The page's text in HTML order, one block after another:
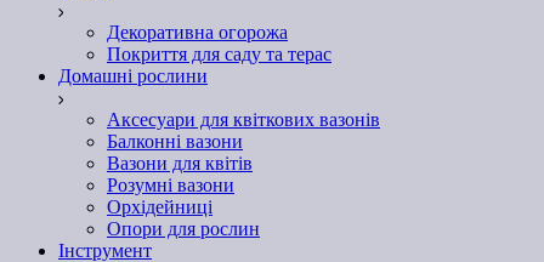
Декоративна огорожа
Покриття для саду та терас
Домашні рослини
Аксесуари для квіткових вазонів
Балконні вазони
Вазони для квітів
Розумні вазони
Орхідейниці
Опори для рослин
Інструмент